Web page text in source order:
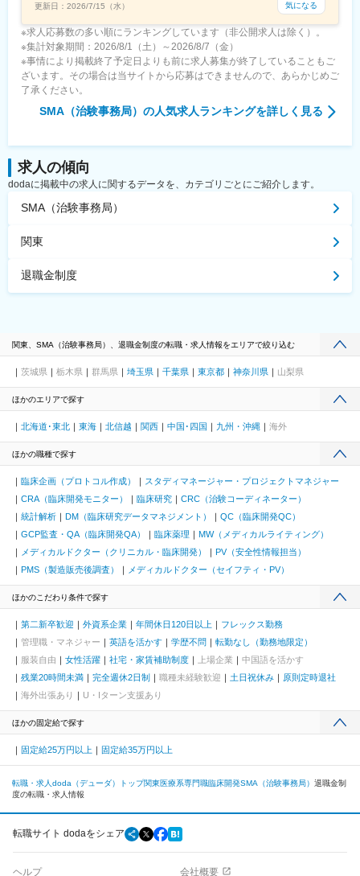
更新日： 2026/7/15（水） 気になる
※求人応募数の多い順にランキングしています（非公開求人は除く）。
※集計対象期間：2026/8/1（土）～2026/8/7（金）
※事情により掲載終了予定日よりも前に求人募集が終了していることもご
ざいます。その場合は当サイトから応募はできませんので、あらかじめご
了承ください。
SMA（治験事務局） の人気求人ランキングを詳しく見る
求人の傾向
dodaに掲載中の求人に関するデータを、カテゴリごとにご紹介します。
SMA（治験事務局）
関東
退職金制度
関東、SMA（治験事務局）、退職金制度の転職・求人情報をエリアで絞り込む
茨城県 栃木県 群馬県 埼玉県 千葉県 東京都 神奈川県 山梨県
ほかのエリアで探す
北海道･東北 東海 北信越 関西 中国･四国 九州・沖縄 海外
ほかの職種で探す
臨床企画（プロトコル作成）
スタディマネージャー・プロジェクトマネジャー
CRA（臨床開発モニター）
臨床研究
CRC（治験コーディネーター）
統計解析
DM（臨床研究データマネジメント）
QC（臨床開発QC）
GCP監査・QA（臨床開発QA）
臨床薬理
MW（メディカルライティング）
メディカルドクター（クリニカル・臨床開発）
PV（安全性情報担当）
PMS（製造販売後調査）
メディカルドクター（セイフティ・PV）
ほかのこだわり条件で探す
第二新卒歓迎 外資系企業 年間休日120日以上
フレックス勤務
管理職・マネジャー
英語を活かす 学歴不問
転勤なし（勤務地限定）
服装自由
女性活躍 社宅・家賃補助制度 上場企業
中国語を活かす
残業20時間未満
完全週休2日制 職種未経験歓迎 土日祝休み
原則定時退社
海外出張あり
U・Iターン支援あり
ほかの固定給で探す
固定給25万円以上 固定給35万円以上
転職・求人doda（デューダ）トップ関東医療系専門職臨床開発SMA（治験事務局） 退職金制
度の転職・求人情報
転職サイト dodaをシェア
ヘルプ 会社概要